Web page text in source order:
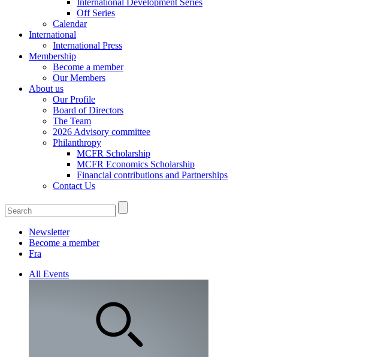
International Development Series
Off Series
Calendar
International
International Press
Membership
Become a member
Our Members
About us
Our Profile
Board of Directors
The Team
2026 Advisory committee
Philanthropy
MCFR Scholarship
MCFR Economics Scholarship
Financial contributions and Partnerships
Contact Us
Newsletter
Become a member
Fra
All Events